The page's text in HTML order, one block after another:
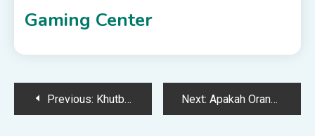
Gaming Center
PostPrevious: Khutbah Jumat: Jangan Tasyabbuh! Larangan Menyerupai Non-Muslim dalam Islam Next: Apakah Orang Junub Boleh Mengurus Pemakaman Jenazah?